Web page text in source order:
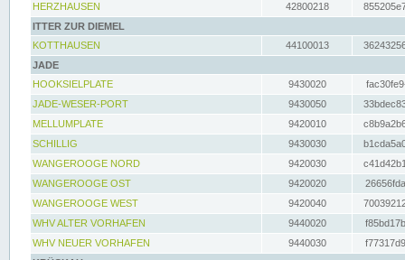
HERZHAUSEN
42800218
ITTER ZUR DIEMEL
KOTTHAUSEN
44100013
JADE
HOOKSIELPLATE
9430020
JADE-WESER-PORT
9430050
MELLUMPLATE
9420010
SCHILLIG
9430030
WANGEROOGE NORD
9420030
WANGEROOGE OST
9420020
WANGEROOGE WEST
9420040
WHV ALTER VORHAFEN
9440020
WHV NEUER VORHAFEN
9440030